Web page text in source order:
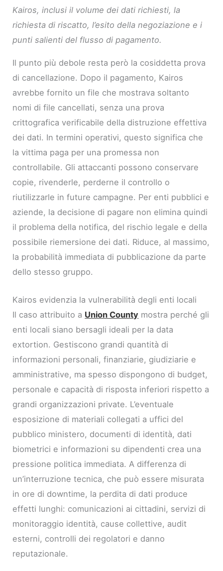
Kairos, inclusi il volume dei dati richiesti, la
richiesta di riscatto, l’esito della negoziazione e i
punti salienti del flusso di pagamento.
Il punto più debole resta però la cosiddetta prova
di cancellazione. Dopo il pagamento, Kairos
avrebbe fornito un file che mostrava soltanto
nomi di file cancellati, senza una prova
crittografica verificabile della distruzione effettiva
dei dati. In termini operativi, questo significa che
la vittima paga per una promessa non
controllabile. Gli attaccanti possono conservare
copie, rivenderle, perderne il controllo o
riutilizzarle in future campagne. Per enti pubblici e
aziende, la decisione di pagare non elimina quindi
il problema della notifica, del rischio legale e della
possibile riemersione dei dati. Riduce, al massimo,
la probabilità immediata di pubblicazione da parte
dello stesso gruppo.
Kairos evidenzia la vulnerabilità degli enti locali
Il caso attribuito a Union County mostra perché gli
enti locali siano bersagli ideali per la data
extortion. Gestiscono grandi quantità di
informazioni personali, finanziarie, giudiziarie e
amministrative, ma spesso dispongono di budget,
personale e capacità di risposta inferiori rispetto a
grandi organizzazioni private. L’eventuale
esposizione di materiali collegati a uffici del
pubblico ministero, documenti di identità, dati
biometrici e informazioni su dipendenti crea una
pressione politica immediata. A differenza di
un’interruzione tecnica, che può essere misurata
in ore di downtime, la perdita di dati produce
effetti lunghi: comunicazioni ai cittadini, servizi di
monitoraggio identità, cause collettive, audit
esterni, controlli dei regolatori e danno
reputazionale.